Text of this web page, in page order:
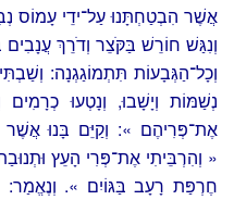
אֲשֶׁר הִבְטַחְתָּנוּ עַל־ידֵי עָמוֹס
וְנִגַּשׁ חוֹרֵשׁ בַּקֹּצֵר וְדֹרֵךְ
וְכָל־הַגְּבָעוֹת תִּתְמוֹגַגְנָה:
נְשַׁמּוֹת וְיָשָׁבוּ, וְנָטְעוּ כְרָמִים
אֶת־פְּרִיהֶם »: וְקַיֵּם בָּנוּ אֲשֶׁר
« וְהִרְבֵּיתִי אֶת־פְּרִי הָעֵץ
חֶרְפַּת רָעָב בַּגּוֹיִם ». וְנֶאֱמַר: